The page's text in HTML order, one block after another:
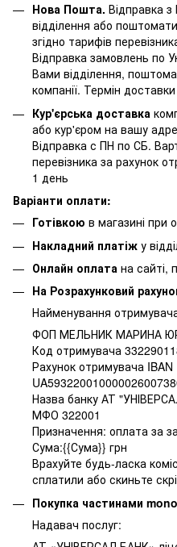
Нова Пошта. Відправка
відділення або
згідно тарифів
Відправка замовлень по
Вами відділення,
компанії. Термін
Кур'єрська доставка
або кур'єром на вашу
Відправка с ПН по СБ.
перевізника за рахунок
1 день
Варіанти оплати:
Готівкою в магазині при
Накладний платіж у
Онлайн оплата на сайті,
На Розрахунковий
Найменування
ФОП МЕЛЬНИК МАРИНА
Код отримувача
Рахунок отримувача IBAN
Назва банку АТ
МФО 322001
Призначення: оплата за
Сума:{{Сума}} грн
Врахуйте будь-ласка
сплатили або скиньте
Покупка частинами
Надавач послуг: